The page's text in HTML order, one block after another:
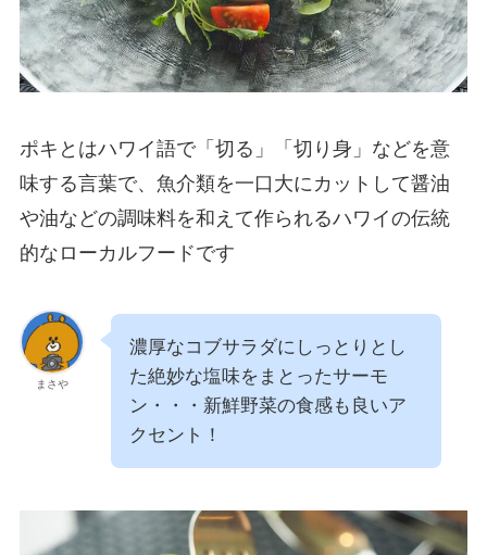
ポキとはハワイ語で「切る」「切り身」などを意
味する言葉で、魚介類を一口大にカットして醤油
や油などの調味料を和えて作られるハワイの伝統
的なローカルフードです
まさや
濃厚なコブサラダにしっとりとし
た絶妙な塩味をまとったサーモ
ン・・・新鮮野菜の食感も良いア
クセント！